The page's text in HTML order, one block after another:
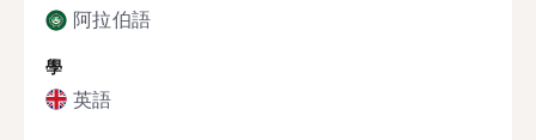
阿拉伯語
學
英語